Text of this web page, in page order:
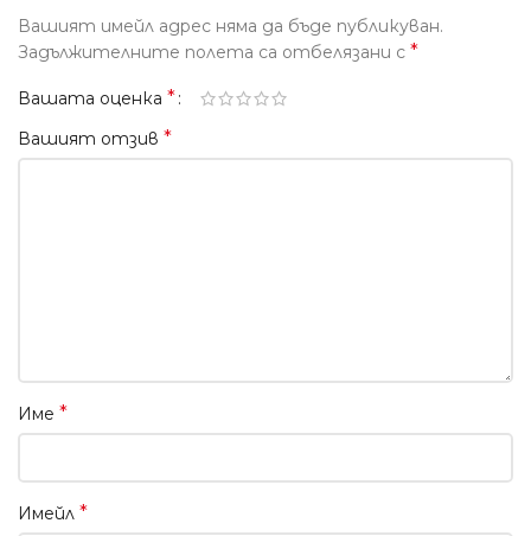
Вашият имейл адрес няма да бъде публикуван.
Задължителните полета са отбелязани с *
Вашата оценка *
Вашият отзив *
Име *
Имейл *